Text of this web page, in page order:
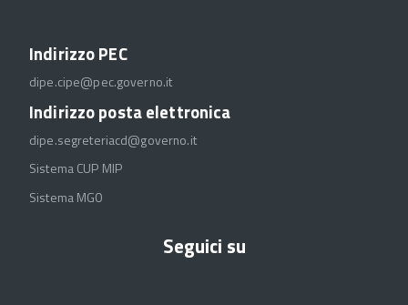
Indirizzo PEC
dipe.cipe@pec.governo.it
Indirizzo posta elettronica
dipe.segreteriacd@governo.it
Sistema CUP MIP
Sistema MGO
Seguici su